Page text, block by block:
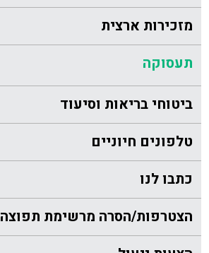
מזכירות ארצית
תעסוקה
ביטוחי בריאות וסיעוד
טלפונים חיוניים
כתבו לנו
הצטרפות/הסרה מרשימת תפוצה